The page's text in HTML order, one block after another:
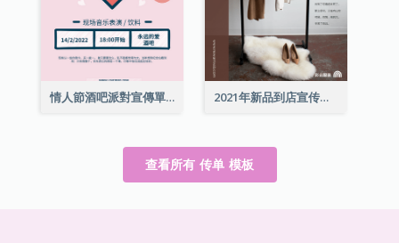
情人節酒吧派對宣傳單張 2021年新品到店宣传单张
查看所有 传单 模板